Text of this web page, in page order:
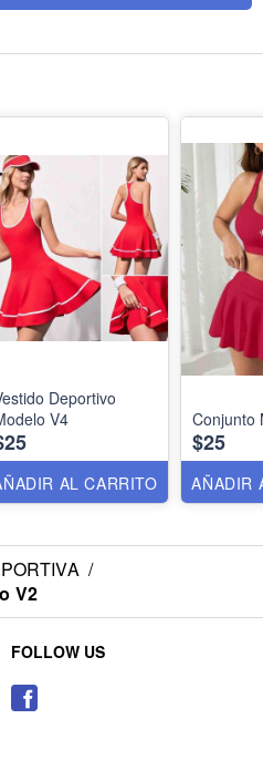
Deportivo
V4
AL CARRITO
Conjunto
$25
AÑADIR
/
V2
FOLLOW US